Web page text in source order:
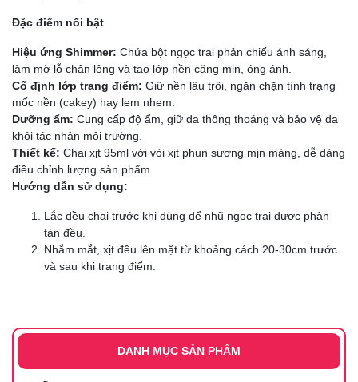
Đặc điểm nổi bật
Hiệu ứng Shimmer: Chứa bột ngọc trai phản chiếu ánh sáng,
làm mờ lỗ chân lông và tạo lớp nền căng mịn, óng ánh.
Cố định lớp trang điểm: Giữ nền lâu trôi, ngăn chặn tình trạng
mốc nền (cakey) hay lem nhem.
Dưỡng ẩm: Cung cấp độ ẩm, giữ da thông thoáng và bảo vệ da
khỏi tác nhân môi trường.
Thiết kế: Chai xịt 95ml với vòi xịt phun sương mịn màng, dễ dàng
điều chỉnh lượng sản phẩm.
Hướng dẫn sử dụng:
Lắc đều chai trước khi dùng để nhũ ngọc trai được phân
tán đều.
Nhắm mắt, xịt đều lên mặt từ khoảng cách 20-30cm trước
và sau khi trang điểm.
DANH MỤC SẢN PHẨM